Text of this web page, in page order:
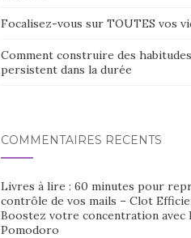
Focalisez-vous sur TOUTES vos
Comment construire des
persistent dans la durée
COMMENTAIRES RÉCENTS
Livres à lire : 60 minutes pour
contrôle de vos mails – Clot
Boostez votre concentration avec
Pomodoro